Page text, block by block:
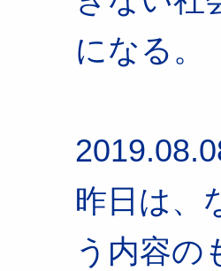
になる。
昨日は、
う内容の